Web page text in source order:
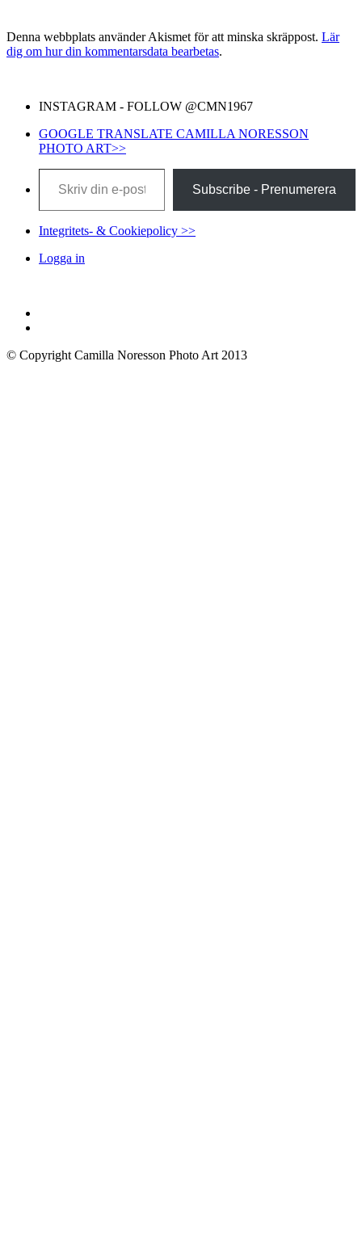
Denna webbplats använder Akismet för att minska skräppost. Lär
dig om hur din kommentarsdata bearbetas.
INSTAGRAM - FOLLOW @CMN1967
GOOGLE TRANSLATE CAMILLA NORESSON
PHOTO ART>>
Skriv din e-post …
Subscribe - Prenumerera
Integritets- & Cookiepolicy >>
Logga in
© Copyright Camilla Noresson Photo Art 2013